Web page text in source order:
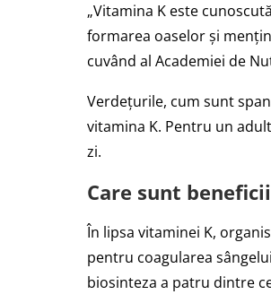
„Vitamina K este
formarea oaselor și
cuvând al Academiei de
Verdețurile, cum sunt
vitamina K. Pentru un
zi.
Care sunt
În lipsa vitaminei K,
pentru coagularea
biosinteza a patru dintre